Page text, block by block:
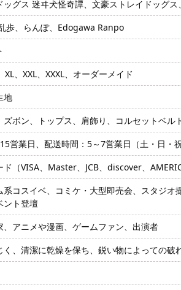
ッグス 迷ヰ犬怪奇譚、文豪ストレイドッグ
歩、らんぽ、Edogawa Ranpo
XL、XXL、XXXL、オーダーメイド
地
ズボン、トップス、肩飾り、コルセットベル
営業日、配送時間：5～7営業日（土・日・祝
（VISA、Master、JCB、discover、
系コスイベ、コミケ・大型即売会、スタジ
ント登壇
、アニメや漫画、ゲームファン、出演者
、清潔に乾燥を保ち、鋭い物によっての破